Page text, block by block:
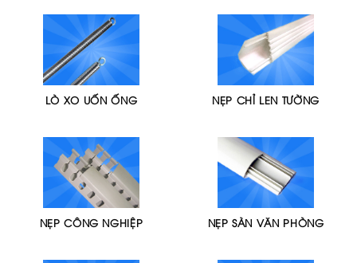
LÒ XO UỐN ỐNG NẸP CHỈ LEN TƯỜNG
NẸP CÔNG NGHIỆP NẸP SÀN VĂN PHÒNG